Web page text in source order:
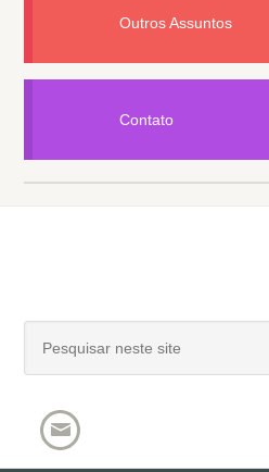
Outros Assuntos
Contato